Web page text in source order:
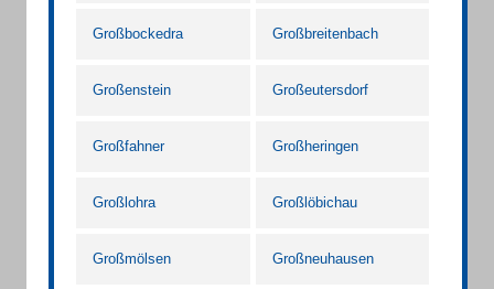
Großbockedra Großbreitenbach
Großenstein Großeutersdorf
Großfahner Großheringen
Großlohra Großlöbichau
Großmölsen Großneuhausen